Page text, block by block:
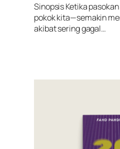
Sinopsis Ketika
pokok kita—semakin
akibat sering gagal…